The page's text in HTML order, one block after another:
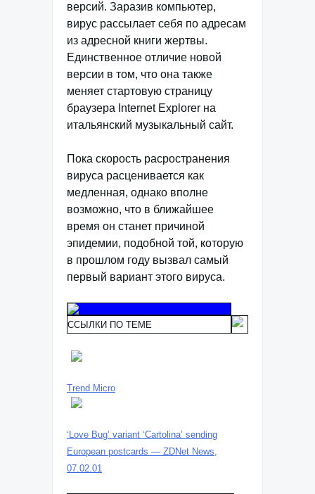
версий. Заразив компьютер,
вирус рассылает себя по адресам
из адресной книги жертвы.
Единственное отличие новой
версии в том, что она также
меняет стартовую страницу
браузера Internet Explorer на
итальянский музыкальный сайт.
Пока скорость расространения
вируса расценивается как
медленная, однако вполне
возможно, что в ближайшее
время он станет причиной
эпидемии, подобной той, которую
в прошлом году вызвал самый
первый вариант этого вируса.
ССЫЛКИ ПО ТЕМЕ
Trend Micro
‘Love Bug’ variant ‘Cartolina’ sending
European postcards — ZDNet News,
07.02.01